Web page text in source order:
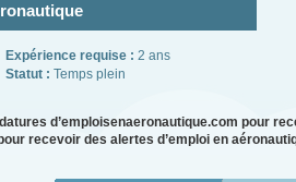
Expérience requise : 2 ans
Statut : Temps plein
d’emploisenaeronautique.com pour
recevoir des alertes d’emploi en